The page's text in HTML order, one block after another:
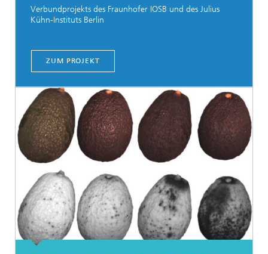
Verbundprojekts des Fraunhofer IOSB und des Julius
Kühn-Instituts Berlin
ZUM PROJEKT